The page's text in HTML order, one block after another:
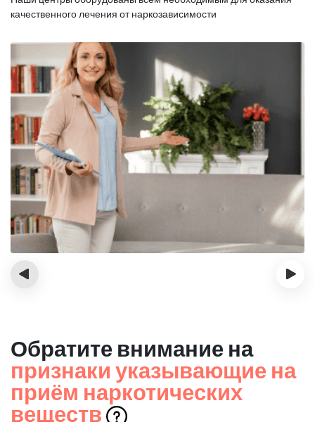
качественного лечения от наркозависимости
‹ ›
Обратите внимание на
признаки указывающие на
приём наркотических
веществ